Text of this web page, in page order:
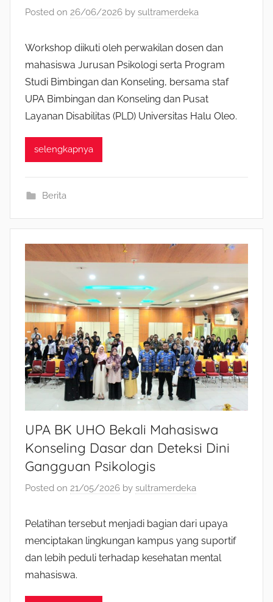
Posted on 26/06/2026 by sultramerdeka
Workshop diikuti oleh perwakilan dosen dan
mahasiswa Jurusan Psikologi serta Program
Studi Bimbingan dan Konseling, bersama staf
UPA Bimbingan dan Konseling dan Pusat
Layanan Disabilitas (PLD) Universitas Halu Oleo.
selengkapnya
Berita
UPA BK UHO Bekali Mahasiswa
Konseling Dasar dan Deteksi Dini
Gangguan Psikologis
Posted on 21/05/2026 by sultramerdeka
Pelatihan tersebut menjadi bagian dari upaya
menciptakan lingkungan kampus yang suportif
dan lebih peduli terhadap kesehatan mental
mahasiswa.